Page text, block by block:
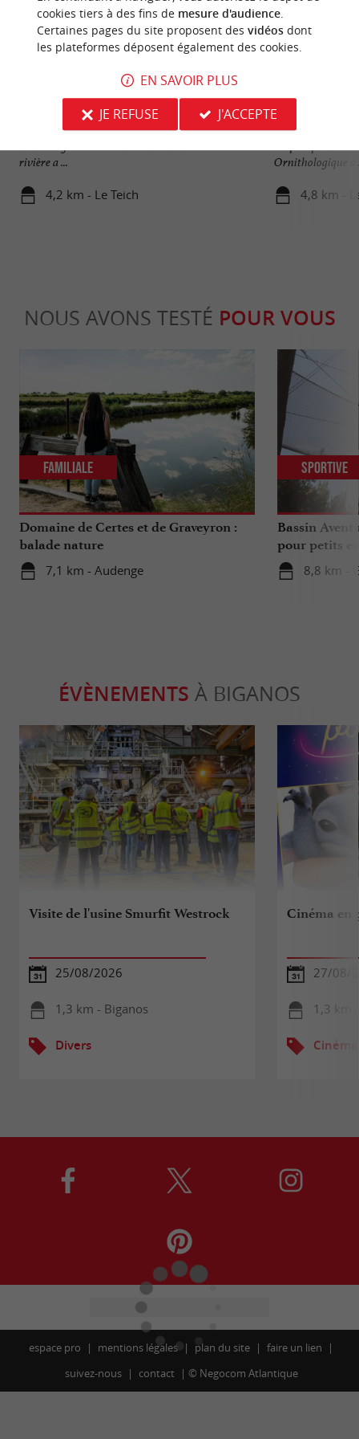
Delta de la Leyre
Le Delta de la Leyre est le lieu de rendez-vous
rivière a ...
4,2 km - Le Teich
Réserve
LA RÉSERVE
Ornithologique
4,8 km -
NOUS AVONS TESTÉ POUR VOUS
Domaine de Certes et de Graveyron :
balade nature
7,1 km - Audenge
Familiale
Bassin
pour petits
8,8 km -
Sportive
ÉVÈNEMENTS À BIGANOS
Visite de l'usine Smurfit Westrock
25/08/2026
1,3 km - Biganos
Divers
Cinéma en
27/08/
1,3 km
Cinéma
espace pro mentions légales plan du site
faire un lien
suivez-nous
contact © Negocom Atlantique
cookies tiers à des fins de mesure d'audience.
Certaines pages du site proposent des vidéosdont
les plateformes déposent également des cookies.
EN SAVOIR PLUS
JE REFUSE
J'ACCEPTE